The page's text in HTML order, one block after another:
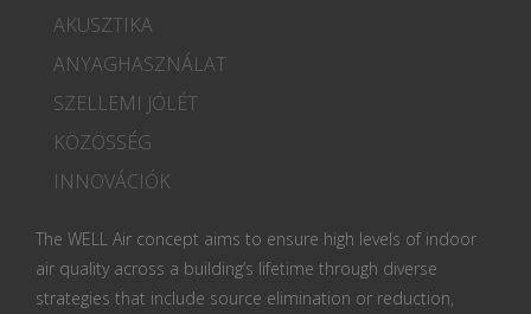
AKUSZTIKA
ANYAGHASZNÁLAT
SZELLEMI JÓLÉT
KÖZÖSSÉG
INNOVÁCIÓK
The WELL Air concept aims to ensure high levels of indoor
air quality across a building’s lifetime through diverse
strategies that include source elimination or reduction,